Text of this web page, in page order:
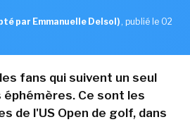
par Emmanuelle Delsol) , publié le 02
fans qui suivent un seul
Ce sont les
de l'US Open de golf, dans